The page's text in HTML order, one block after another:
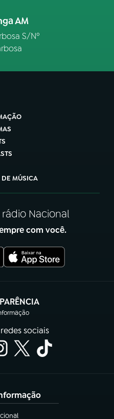
AM
S/Nº
DE MÚSICA
Nacional
com você.
em nova aba)
sociais